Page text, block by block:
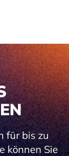
für bis zu
können Sie